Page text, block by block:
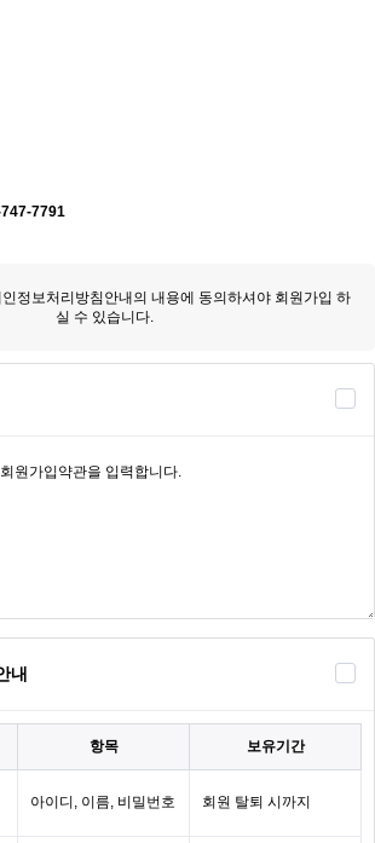
7791
정보처리방침안내의 내용에 동의하셔야 회원가입 하
실 수 있습니다.
내
항목 보유기간
아이디, 이름, 비밀번호 회원 탈퇴 시까지